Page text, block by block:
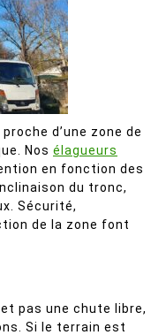
d’une zone de
Nos élagueurs
en fonction des
du tronc,
Sécurité,
de la zone font
pas une chute libre,
Si le terrain est